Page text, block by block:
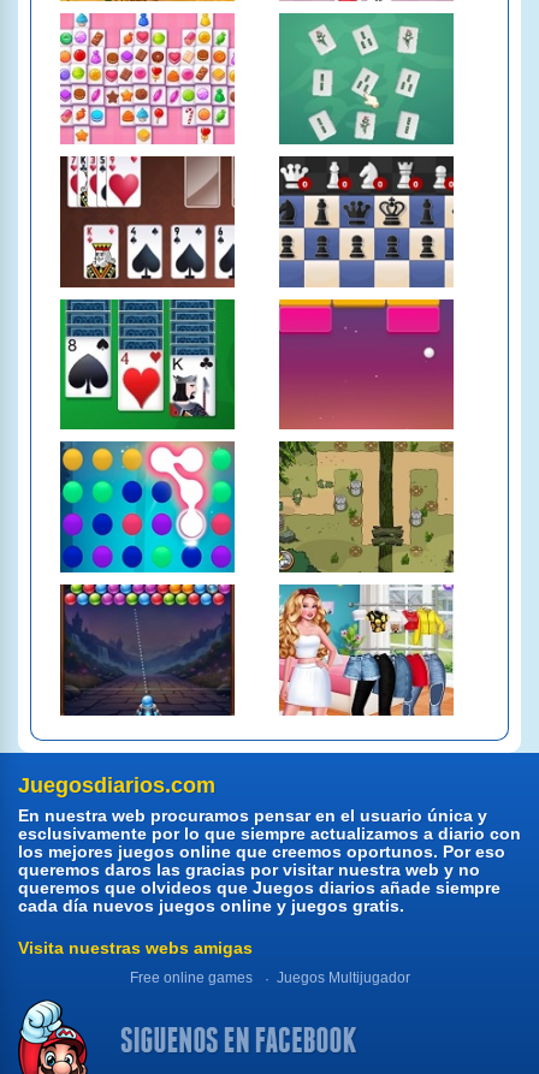
Juegosdiarios.com
En nuestra web procuramos pensar en el usuario única y
esclusivamente por lo que siempre actualizamos a diario con
los mejores juegos online que creemos oportunos. Por eso
queremos daros las gracias por visitar nuestra web y no
queremos que olvideos que Juegos diarios añade siempre
cada día nuevos juegos online y juegos gratis.
Visita nuestras webs amigas
Free online games Juegos Multijugador